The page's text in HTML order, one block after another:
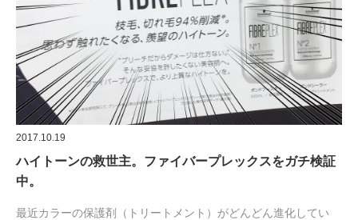
2017.10.19
ハイトーンの救世主。ファイバープレックスをガチ検証
中。
最近カラーの保護剤（トリートメント）がどんどん進化してい